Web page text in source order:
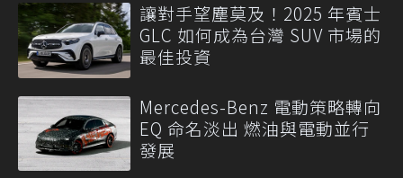
讓對手望塵莫及！2025 年賓士
GLC 如何成為台灣 SUV 市場的
最佳投資
Mercedes-Benz 電動策略轉向
EQ 命名淡出 燃油與電動並行
發展